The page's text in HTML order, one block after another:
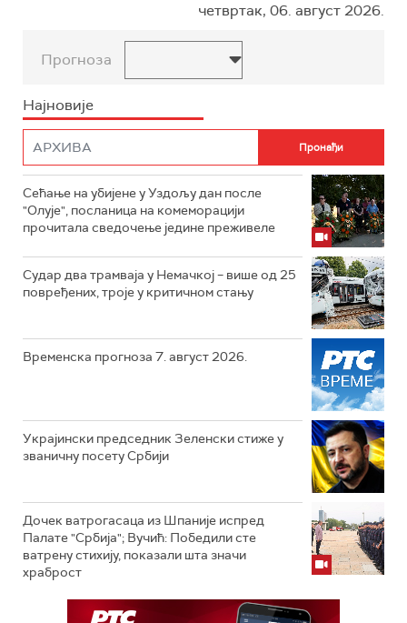
четвртак, 06. август 2026.
Прогноза
Најновије
Сећање на убијене у Уздољу дан после
"Олује", посланица на комеморацији
прочитала сведочење једине преживеле
Судар два трамваја у Немачкој – више од 25
повређених, троје у критичном стању
Временска прогноза 7. август 2026.
Украјински председник Зеленски стиже у
званичну посету Србији
Дочек ватрогасаца из Шпаније испред
Палате "Србија"; Вучић: Победили сте
ватрену стихију, показали шта значи
храброст